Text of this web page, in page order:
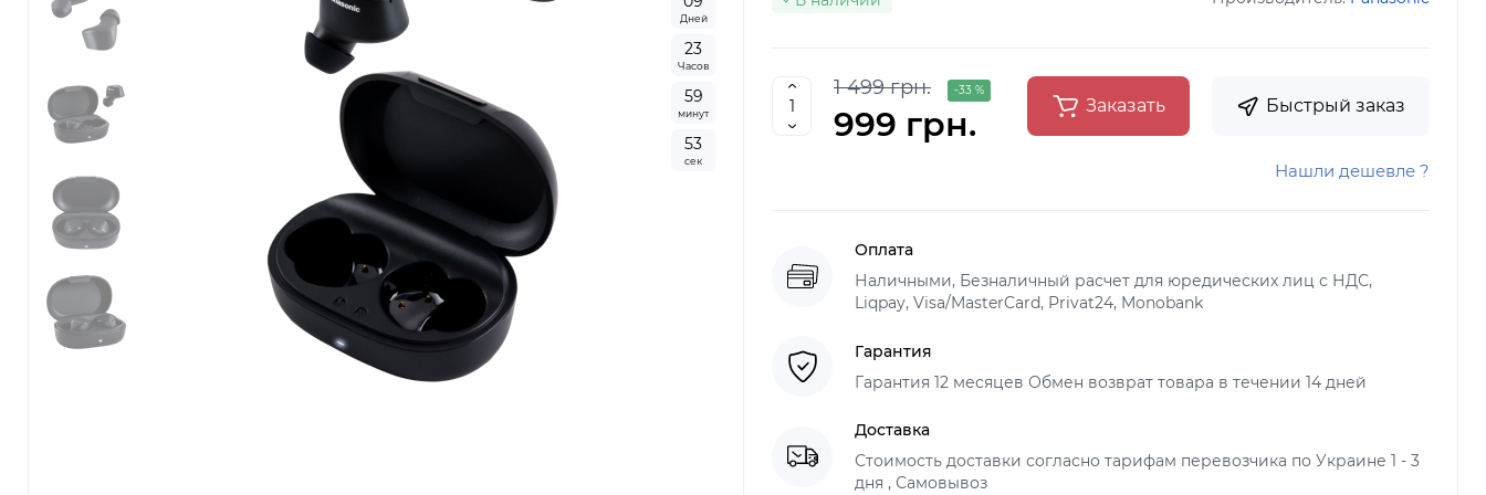
Дней
23
Часов
59
минут
51
сек
1 499 грн. -33 %
999 грн. Заказать Быстрый заказ
Нашли дешевле ?
Оплата
Наличными, Безналичный расчет для юредических лиц с НДС,
Liqpay, Visa/MasterCard, Privat24, Monobank
Гарантия
Гарантия 12 месяцев Обмен возврат товара в течении 14 дней
Доставка
Стоимость доставки согласно тарифам перевозчика по Украине 1 - 3
дня , Самовывоз